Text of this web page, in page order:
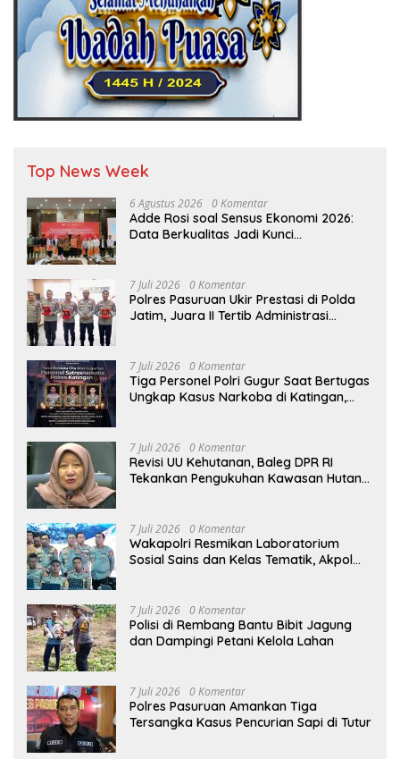
Top News Week
6 Agustus 2026 0 Komentar
Adde Rosi soal Sensus Ekonomi 2026:
Data Berkualitas Jadi Kunci
7 Juli 2026 0 Komentar
Polres Pasuruan Ukir Prestasi di Polda
Jatim, Juara II Tertib Administrasi
7 Juli 2026 0 Komentar
Tiga Personel Polri Gugur Saat Bertugas
Ungkap Kasus Narkoba di Katingan,
7 Juli 2026 0 Komentar
Revisi UU Kehutanan, Baleg DPR RI
Tekankan Pengukuhan Kawasan Hutan
7 Juli 2026 0 Komentar
Wakapolri Resmikan Laboratorium
Sosial Sains dan Kelas Tematik, Akpol
7 Juli 2026 0 Komentar
Polisi di Rembang Bantu Bibit Jagung
dan Dampingi Petani Kelola Lahan
7 Juli 2026 0 Komentar
Polres Pasuruan Amankan Tiga
Tersangka Kasus Pencurian Sapi di Tutur